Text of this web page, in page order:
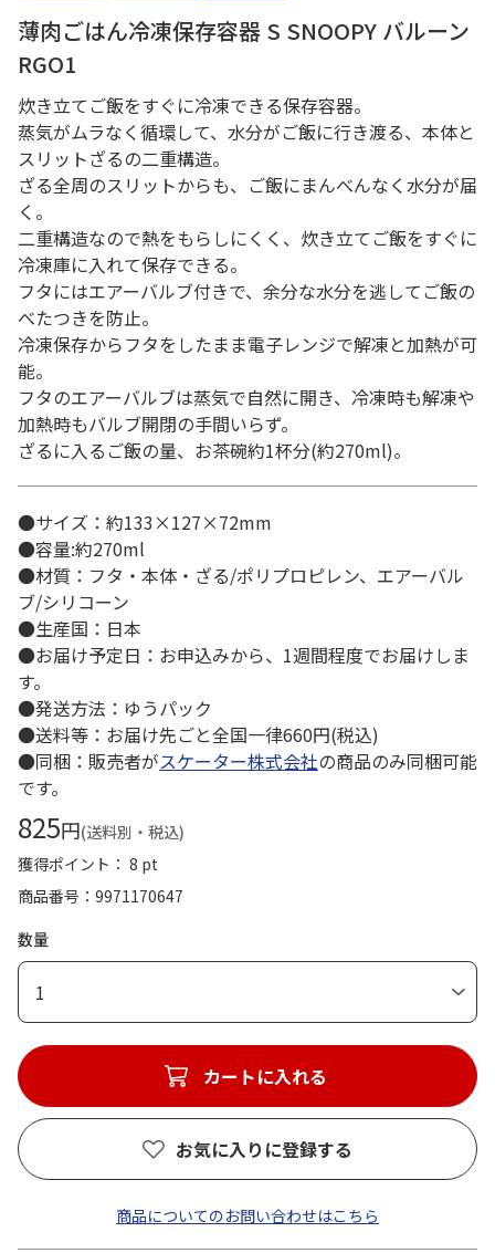
薄肉ごはん冷凍保存容器 S SNOOPY バルーン
RGO1
炊き立てご飯をすぐに冷凍できる保存容器。
蒸気がムラなく循環して、水分がご飯に行き渡る、本体と
スリットざるの二重構造。
ざる全周のスリットからも、ご飯にまんべんなく水分が届
く。
二重構造なので熱をもらしにくく、炊き立てご飯をすぐに
冷凍庫に入れて保存できる。
フタにはエアーバルブ付きで、余分な水分を逃してご飯の
べたつきを防止。
冷凍保存からフタをしたまま電子レンジで解凍と加熱が可
能。
フタのエアーバルブは蒸気で自然に開き、冷凍時も解凍や
加熱時もバルブ開閉の手間いらず。
ざるに入るご飯の量、お茶碗約1杯分(約270ml)。
●サイズ：約133×127×72mm
●容量:約270ml
●材質：フタ・本体・ざる/ポリプロピレン、エアーバル
ブ/シリコーン
●生産国：日本
●お届け予定日：お申込みから、1週間程度でお届けしま
す。
●発送方法：ゆうパック
●送料等：お届け先ごと全国一律660円(税込)
●同梱：販売者がスケーター株式会社の商品のみ同梱可能
です。
825円(送料別・税込)
獲得ポイント： 8 pt
商品番号
9971170647
数量
1
カートに入れる
お気に入りに登録する
商品についてのお問い合わせはこちら